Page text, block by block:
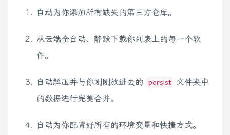
自动为你添加所有缺失的第三方仓库。
从云端全自动、静默下载你列表上的每一个软
件。
自动解压并与你刚刚放进去的 persist
文件夹中
的数据进行完美合并。
自动为你配置好所有的环境变量和快捷方式。